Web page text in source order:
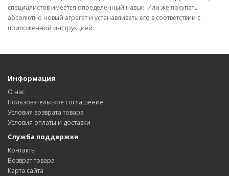
специалистов имеется определённый навык. Или же покупать
абсолютно новый агрегат и устанавливать его в соответствии с
приложенной инструкцией.
Информация
О нас
Пользовательское соглашение
Условия возврата товара
Условия оплаты и доставки
Служба поддержки
Контакты
Возврат товара
Карта сайта